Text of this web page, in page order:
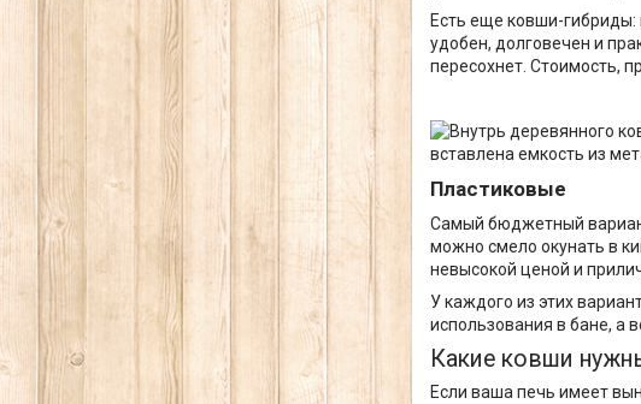
Есть еще ковши-гибриды:
удобен, долговечен и
пересохнет. Стоимость,
вставлена емкость из
Пластиковые
Самый бюджетный
можно смело окунать в
невысокой ценой и
У каждого из этих
использования в бане, а
Какие ковши
Если ваша печь имеет